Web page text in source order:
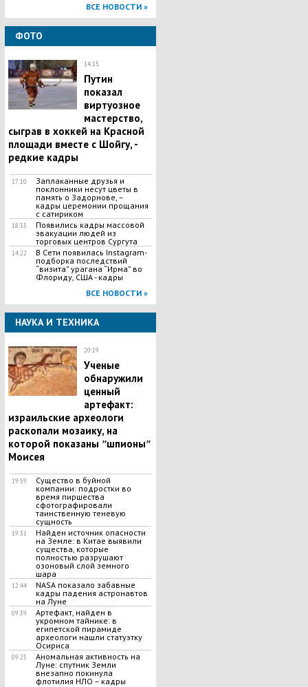
ВСЕ НОВОСТИ »
ФОТО
14:13
Путин
показал
виртуозное
мастерство,
сыграв в хоккей на Красной
площади вместе с Шойгу, -
редкие кадры
17:10
Заплаканные друзья и
поклонники несут цветы в
память о Задорнове, –
кадры церемонии прощания
с сатириком
18:35
Появились кадры массовой
эвакуации людей из
торговых центров Сургута
14:22
В Сети появилась Іnstagram-
подборка последствий
“визита” урагана “Ирма” во
Флориду, США - кадры
ВСЕ НОВОСТИ »
НАУКА И ТЕХНИКА
20:19
Ученые
обнаружили
ценный
артефакт:
израильские археологи
раскопали мозаику, на
которой показаны ʺшпионыʺ
Моисея
19:59
Существо в буйной
компании: подростки во
время пиршества
сфотографировали
таинственную теневую
сущность
19:31
Найден источник опасности
на Земле: в Китае выявили
существа, которые
полностью разрушают
озоновый слой земного
шара
12:44
NASA показало забавные
кадры падения астронавтов
на Луне
09:39
Артефакт, найден в
укромном тайнике: в
египетской пирамиде
археологи нашли статуэтку
Осириса
09:25
Аномальная активность на
Луне: спутник Земли
внезапно покинула
флотилия НЛО – кадры